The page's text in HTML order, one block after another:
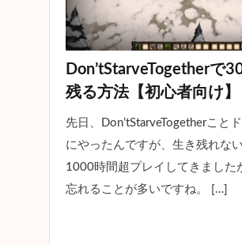
Don’tStarveTogetherで
残る方法【初心者向け】
先日、Don’tStarveTogetherこと
にやったんですが、生き残れな
1000時間超プレイしてきました
忘れることが多いですね。 […]